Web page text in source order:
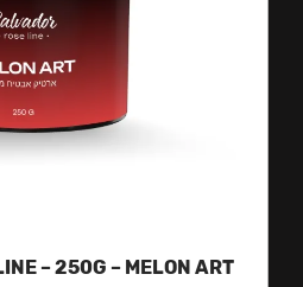
– 250G – MELON ART